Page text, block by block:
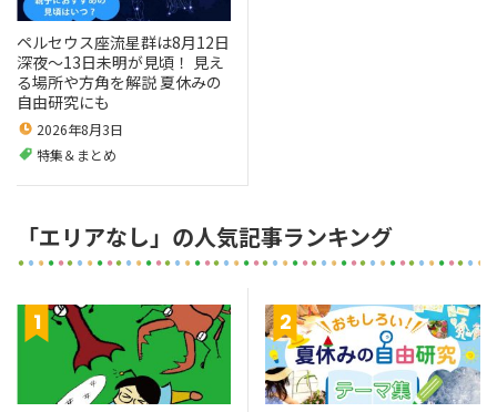
ペルセウス座流星群は8月12日
深夜～13日未明が見頃！ 見え
る場所や方角を解説 夏休みの
自由研究にも
2026年8月3日
特集＆まとめ
「エリアなし」の人気記事ランキング